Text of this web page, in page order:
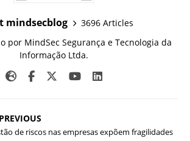
mindsecblog
3696 Articles
por MindSec Segurança e Tecnologia da
Informação Ltda.
PREVIOUS
de riscos nas empresas expõem fragilidades